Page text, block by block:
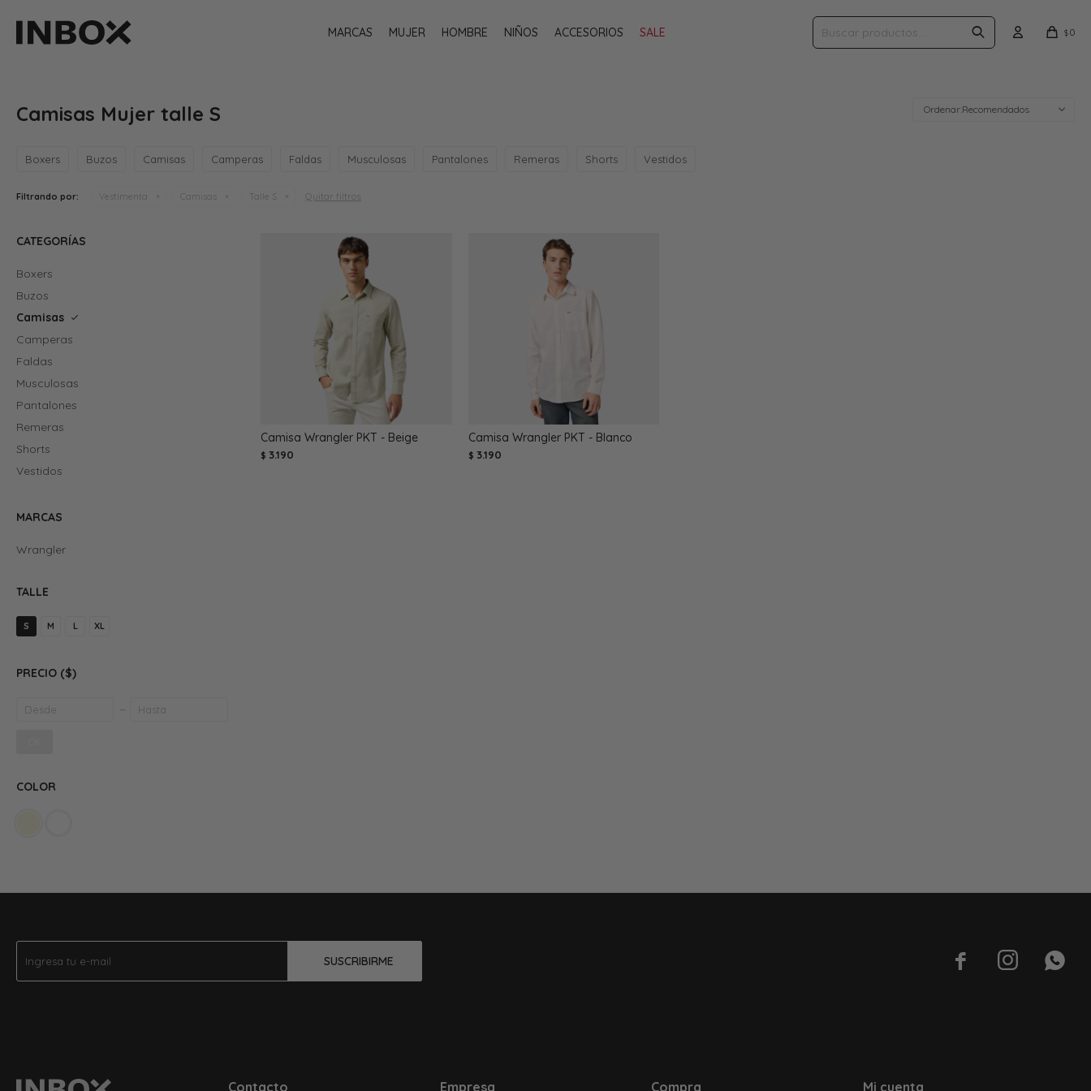
MARCAS MUJER HOMBRE NIÑOS ACCESORIOS SALE $0
Camisas Mujer talle S Recomendados
Boxers Buzos Camisas Camperas Faldas Musculosas Pantalones Remeras Shorts Vestidos
Filtrando por: Vestimenta Camisas Talle S Quitar filtros
Camisa Wrangler PKT - Beige
$ 3.190
Camisa Wrangler PKT - Blanco
$ 3.190
CATEGORÍAS
Boxers
Buzos
Camisas
Camperas
Faldas
Musculosas
Pantalones
Remeras
Shorts
Vestidos
MARCAS
Wrangler
TALLE
S M L XL
PRECIO ($)
COLOR
SUSCRIBIRME   
Contacto Empresa Compra Mi cuenta